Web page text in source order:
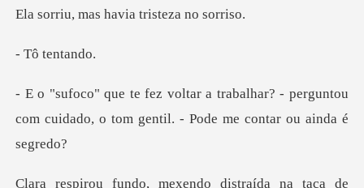
s havia triste
ten
lhar? - perguntou
com cuidado, o tom gen